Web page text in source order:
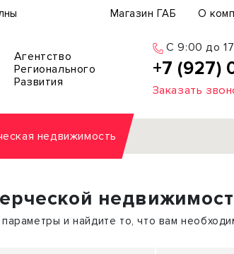
Магазин ГАБ О
Агентство
Регионального
Развития
C 9:00 до
+7 (927)
Заказать
недвижимость
Земельный участок
Отдельное здание
и найдите то, что вам